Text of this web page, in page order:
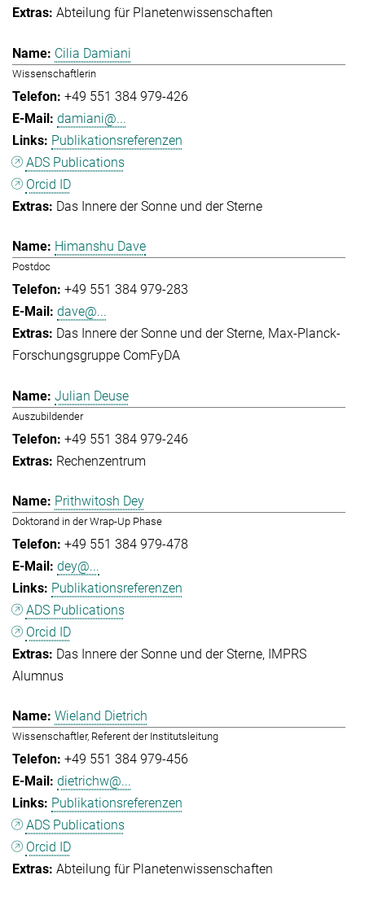
Abteilung für Planetenwissenschaften
Cilia Damiani
Wissenschaftlerin
+49 551 384 979-426
damiani@...
Publikationsreferenzen
ADS Publications
Orcid ID
Das Innere der Sonne und der Sterne
Himanshu Dave
Postdoc
+49 551 384 979-283
dave@...
Das Innere der Sonne und der Sterne Max-Planck-
Forschungsgruppe ComFyDA
Julian Deuse
Auszubildender
+49 551 384 979-246
Rechenzentrum
Prithwitosh Dey
Doktorand in der Wrap-Up Phase
+49 551 384 979-478
dey@...
Publikationsreferenzen
ADS Publications
Orcid ID
Das Innere der Sonne und der Sterne IMPRS
Alumnus
Wieland Dietrich
Wissenschaftler, Referent der Institutsleitung
+49 551 384 979-456
dietrichw@...
Publikationsreferenzen
ADS Publications
Orcid ID
Abteilung für Planetenwissenschaften